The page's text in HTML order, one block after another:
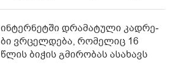
ინ­ტერ­ნეტ­ში დრა­მა­ტუ­ლი კად­რე­
ბი ვრცელდება, რომელიც 16
წლის ბიჭის გმირობას ასახავს